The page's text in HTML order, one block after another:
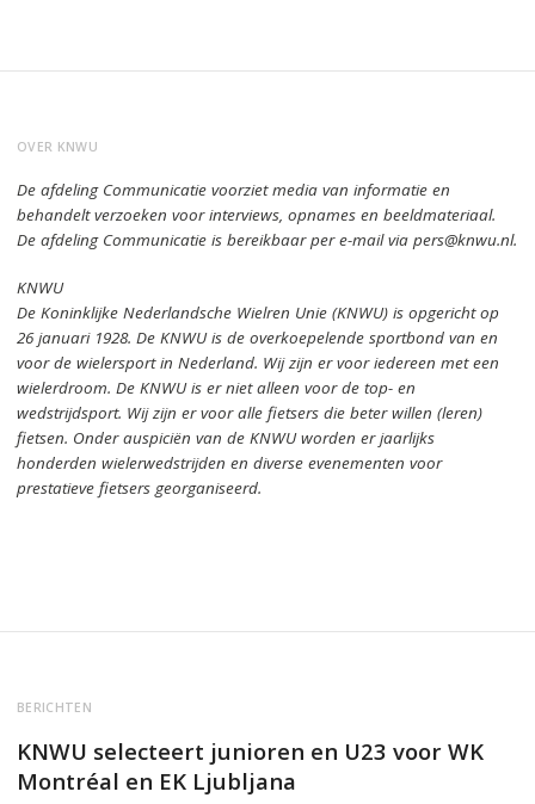
OVER KNWU
De afdeling Communicatie voorziet media van informatie en
behandelt verzoeken voor interviews, opnames en beeldmateriaal.
De afdeling Communicatie is bereikbaar per e-mail via pers@knwu.nl.
KNWU
De Koninklijke Nederlandsche Wielren Unie (KNWU) is opgericht op
26 januari 1928.De KNWU is de overkoepelende sportbond van en
voor de wielersport in Nederland. Wij zijn er voor iedereen met een
wielerdroom.De KNWU is er niet alleen voor de top- en
wedstrijdsport. Wij zijn ervoor alle fietsers die beter willen (leren)
fietsen. Onder auspiciën van de KNWU worden er jaarlijks
honderden wielerwedstrijden en diverse evenementen voor
prestatieve fietsers georganiseerd.
BERICHTEN
KNWU selecteert junioren en U23 voor WK
Montréal en EK Ljubljana